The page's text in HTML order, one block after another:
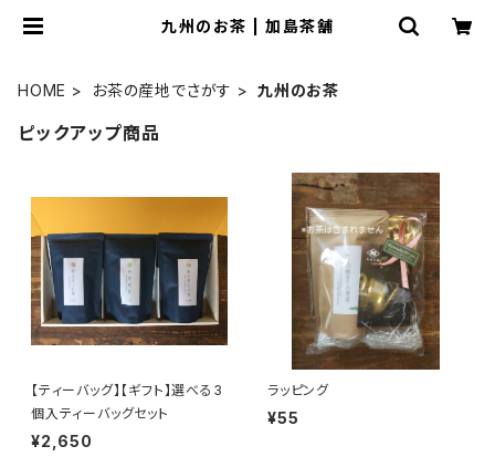
九州のお茶 | 加島茶舗
HOME お茶の産地でさがす 九州のお茶
ピックアップ商品
【ティーバッグ】【ギフト】選べる3
個入ティーバッグセット
¥2,650
ラッピング
¥55